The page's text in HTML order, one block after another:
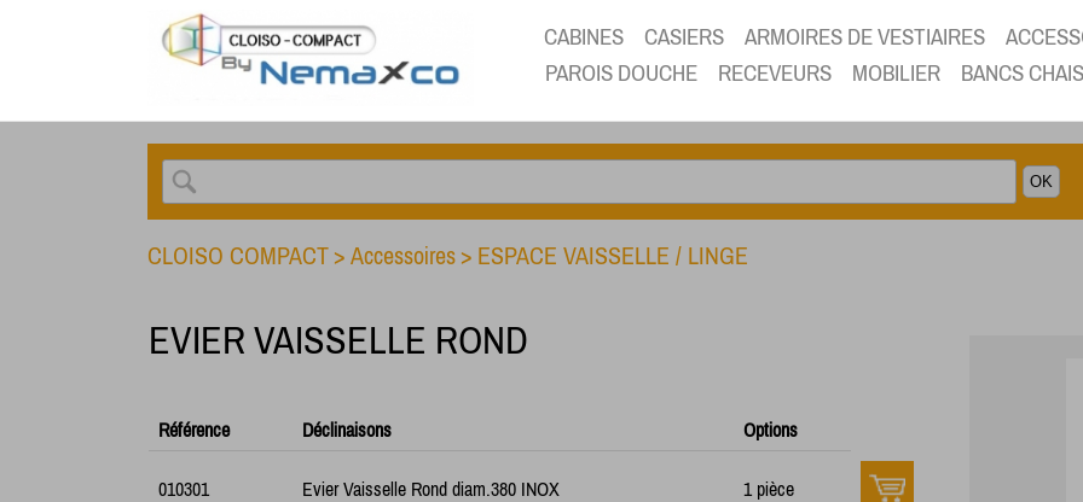
CABINES CASIERS ARMOIRES DE VESTIAIRES
PAROIS DOUCHE
RECEVEURS MOBILIER BANCS
CLOISO COMPACT > Accessoires > ESPACE VAISSELLE / LINGE
EVIER VAISSELLE ROND
Référence Déclinaisons Options
010301 Evier Vaisselle Rond diam.380 INOX 1 pièce